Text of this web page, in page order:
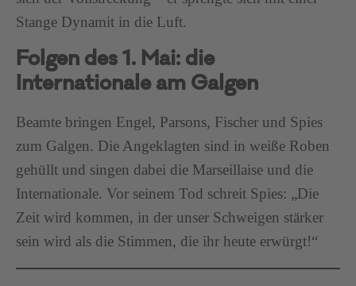
Stange Dynamit in die Luft.
Folgen des 1. Mai: die
Internationale am Galgen
Beamte bringen Engel, Parsons, Fischer und Spies
zum Galgen. Die Angeklagten sind in weiße Roben
gehüllt und singen dabei die Marseillaise und die
Internationale. Vor seinem Tod schreit Spies: „Die
Zeit wird kommen, in der unser Schweigen stärker
sein wird als die Stimmen, die ihr heute erwürgt!“